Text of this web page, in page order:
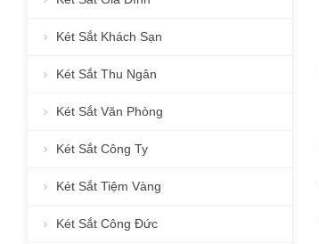
Két Sắt Khách Sạn
Két Sắt Thu Ngân
Két Sắt Văn Phòng
Két Sắt Công Ty
Két Sắt Tiệm Vàng
Két Sắt Công Đức